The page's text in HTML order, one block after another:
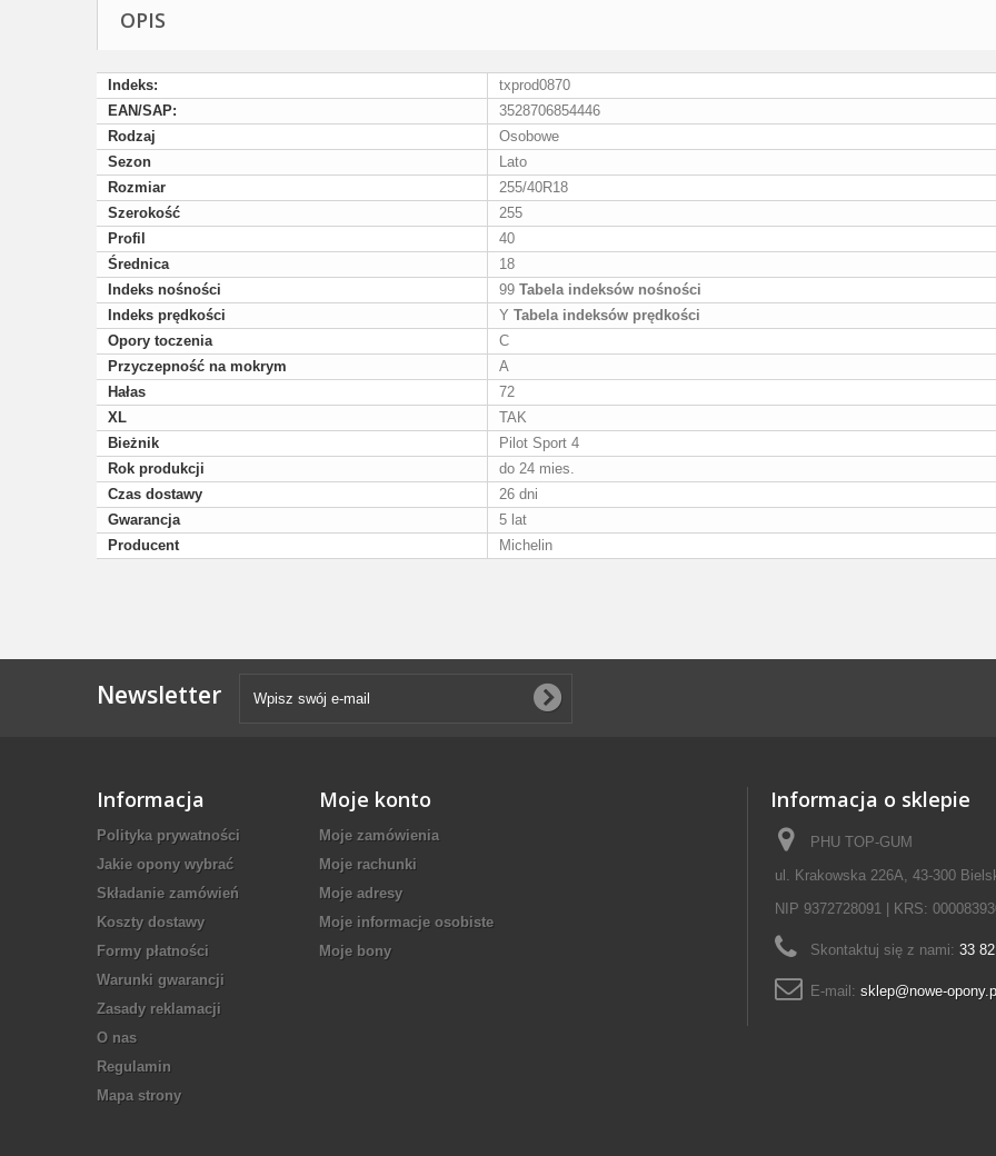
OPIS
Indeks:
txprod0870
EAN/SAP:
3528706854446
Rodzaj
Osobowe
Sezon
Lato
Rozmiar
255/40R18
Szerokość
255
Profil
40
Średnica
18
Indeks nośności
99 Tabela indeksów nośności
Indeks prędkości
Y Tabela indeksów prędkości
Opory toczenia
C
Przyczepność na mokrym
A
Hałas
72
XL
TAK
Bieżnik
Pilot Sport 4
Rok produkcji
do 24 mies.
Czas dostawy
26 dni
Gwarancja
5 lat
Producent
Michelin
Newsletter
Informacja
Polityka prywatności
Jakie opony wybrać
Składanie zamówień
Koszty dostawy
Formy płatności
Warunki gwarancji
Zasady reklamacji
O nas
Regulamin
Mapa strony
Moje konto
Moje zamówienia
Moje rachunki
Moje adresy
Moje informacje osobiste
Moje bony
Informacja o sklepie
PHU TOP-GUM
ul. Krakowska 226A, 43-300
NIP 9372728091 | KRS:
Skontaktuj się z nami: 33
E-mail: sklep@nowe-